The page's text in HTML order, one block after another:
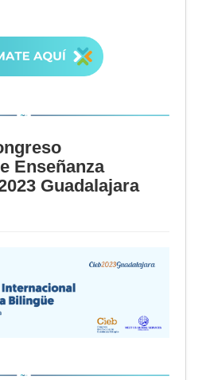
Enseñanza
Guadalajara